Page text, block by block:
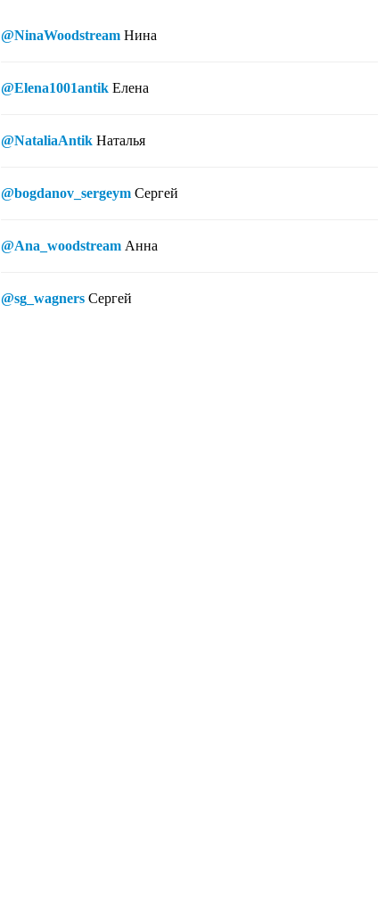
@NinaWoodstream Нина
@Elena1001antik Елена
@NataliaAntik Наталья
@bogdanov_sergeym Сергей
@Ana_woodstream Анна
@sg_wagners Сергей